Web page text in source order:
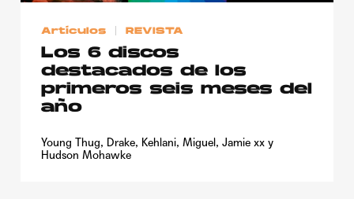
Artículos REVISTA
Los 6 discos
destacados de los
primeros seis meses del
año
Young Thug, Drake, Kehlani, Miguel, Jamie xx y
Hudson Mohawke